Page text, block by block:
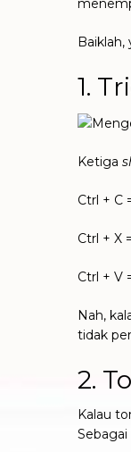
Baiklah,
1.
Ketiga
Ctrl + C
Ctrl + X
Ctrl + V
Nah,
tidak
2.
Kalau